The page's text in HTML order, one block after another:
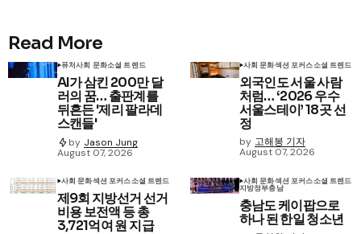
Read More
퓨처사회 문화소셜 트렌드
AI가 삼킨 200만 달
러의 꿈… 출판계를
뒤흔든 '제리 팔라데
스캔들'
by Jason Jung
August 07, 2026
사회 문화섹션 포커스소셜 트렌드
외국인도 서울 사람
처럼… ‘2026 우수
서울스테이’ 18곳 선
정
by 고해봉 기자
August 07, 2026
사회 문화섹션 포커스소셜 트렌드
제9회 지방선거 선거
비용 보전액 등 총
3,721억여 원 지급
사회 문화섹션 포커스소셜 트렌드
지방정부충남
충남도 케이팝으로
하나 된 한일 청소년